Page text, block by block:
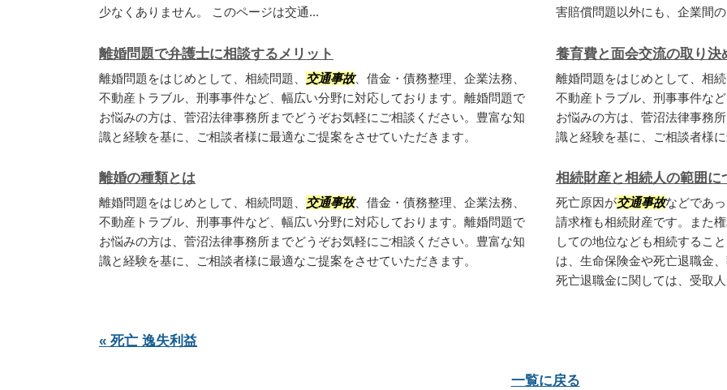
少なくありません。 このページは交通...
害賠償問題以外にも、企業間
離婚問題で弁護士に相談するメリット
離婚問題をはじめとして、相続問題、 交通事故、借金・債務整理、企業法務、
不動産トラブル、刑事事件など、幅広い分野に対応しております。離婚問題で
お悩みの方は、菅沼法律事務所までどうぞお気軽にご相談ください。豊富な知
識と経験を基に、ご相談者様に最適なご提案をさせていただきます。
養育費と面会交流の取り決
離婚問題をはじめとして、相
不動産トラブル、刑事事件な
お悩みの方は、菅沼法律事務
識と経験を基に、ご相談者様
離婚の種類とは
離婚問題をはじめとして、相続問題、 交通事故、借金・債務整理、企業法務、
不動産トラブル、刑事事件など、幅広い分野に対応しております。離婚問題で
お悩みの方は、菅沼法律事務所までどうぞお気軽にご相談ください。豊富な知
識と経験を基に、ご相談者様に最適なご提案をさせていただきます。
相続財産と相続人の範囲に
死亡原因が交通事故などであ
請求権も相続財産です。また
しての地位なども相続するこ
は、生命保険金や死亡退職金
死亡退職金に関しては、受取
« 死亡 逸失利益
一覧に戻る